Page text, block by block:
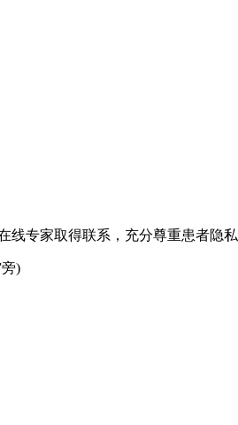
线专家取得联系，充分尊重患者隐私
)